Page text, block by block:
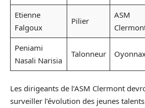
Etienne
Falgoux
Pilier
ASM
Peniami
Nasali Narisia
Talonneur
Les dirigeants de l’ASM Clermont
surveiller l’évolution des jeunes